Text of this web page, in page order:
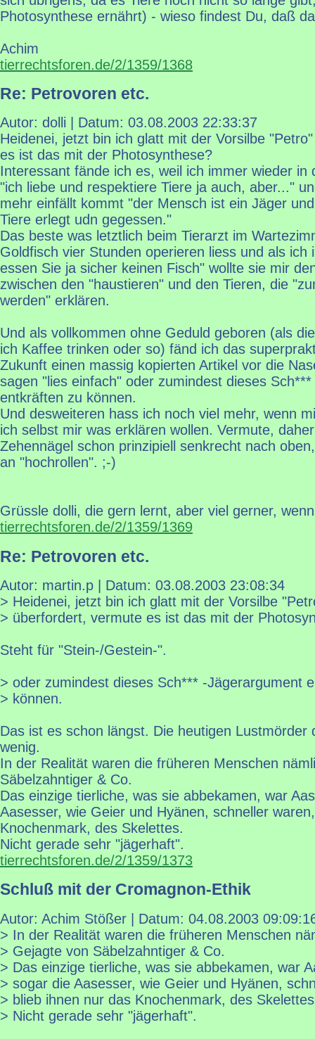
Photosynthese ernährt) - wieso findest Du, daß
Achim
tierrechtsforen.de/2/1359/1368
Re: Petrovoren etc.
Autor: dolli | Datum: 03.08.2003 22:33:37
Heidenei, jetzt bin ich glatt mit der Vorsilbe
es ist das mit der Photosynthese?
Interessant fände ich es, weil ich immer wieder in
"ich liebe und respektiere Tiere ja auch, aber..."
mehr einfällt kommt "der Mensch ist ein Jäger
Tiere erlegt udn gegessen."
Das beste was letztlich beim Tierarzt im
Goldfisch vier Stunden operieren liess und als ich
essen Sie ja sicher keinen Fisch" wollte sie mir
zwischen den "haustieren" und den Tieren, die
werden" erklären.
Und als vollkommen ohne Geduld geboren (als
ich Kaffee trinken oder so) fänd ich das
Zukunft einen massig kopierten Artikel vor die
sagen "lies einfach" oder zumindest dieses
entkräften zu können.
Und desweiteren hass ich noch viel mehr, wenn
ich selbst mir was erklären wollen. Vermute,
Zehennägel schon prinzipiell senkrecht nach
an "hochrollen". ;-)
Grüssle dolli, die gern lernt, aber viel gerner,
tierrechtsforen.de/2/1359/1369
Re: Petrovoren etc.
Autor: martin.p | Datum: 03.08.2003 23:08:34
> Heidenei, jetzt bin ich glatt mit der Vorsilbe
> überfordert, vermute es ist das mit der
Steht für "Stein-/Gestein-".
> oder zumindest dieses Sch*** -Jägerargument
> können.
Das ist es schon längst. Die heutigen Lustmörder
wenig.
In der Realität waren die früheren Menschen
Säbelzahntiger & Co.
Das einzige tierliche, was sie abbekamen, war
Aasesser, wie Geier und Hyänen, schneller
Knochenmark, des Skelettes.
Nicht gerade sehr "jägerhaft".
tierrechtsforen.de/2/1359/1373
Schluß mit der Cromagnon-Ethik
Autor: Achim Stößer | Datum: 04.08.2003
> In der Realität waren die früheren Menschen
> Gejagte von Säbelzahntiger & Co.
> Das einzige tierliche, was sie abbekamen, war
> sogar die Aasesser, wie Geier und Hyänen,
> blieb ihnen nur das Knochenmark, des
> Nicht gerade sehr "jägerhaft".